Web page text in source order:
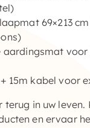
69×213
aardingsmat voor
15m kabel voor
terug in uw leven.
en ervaar